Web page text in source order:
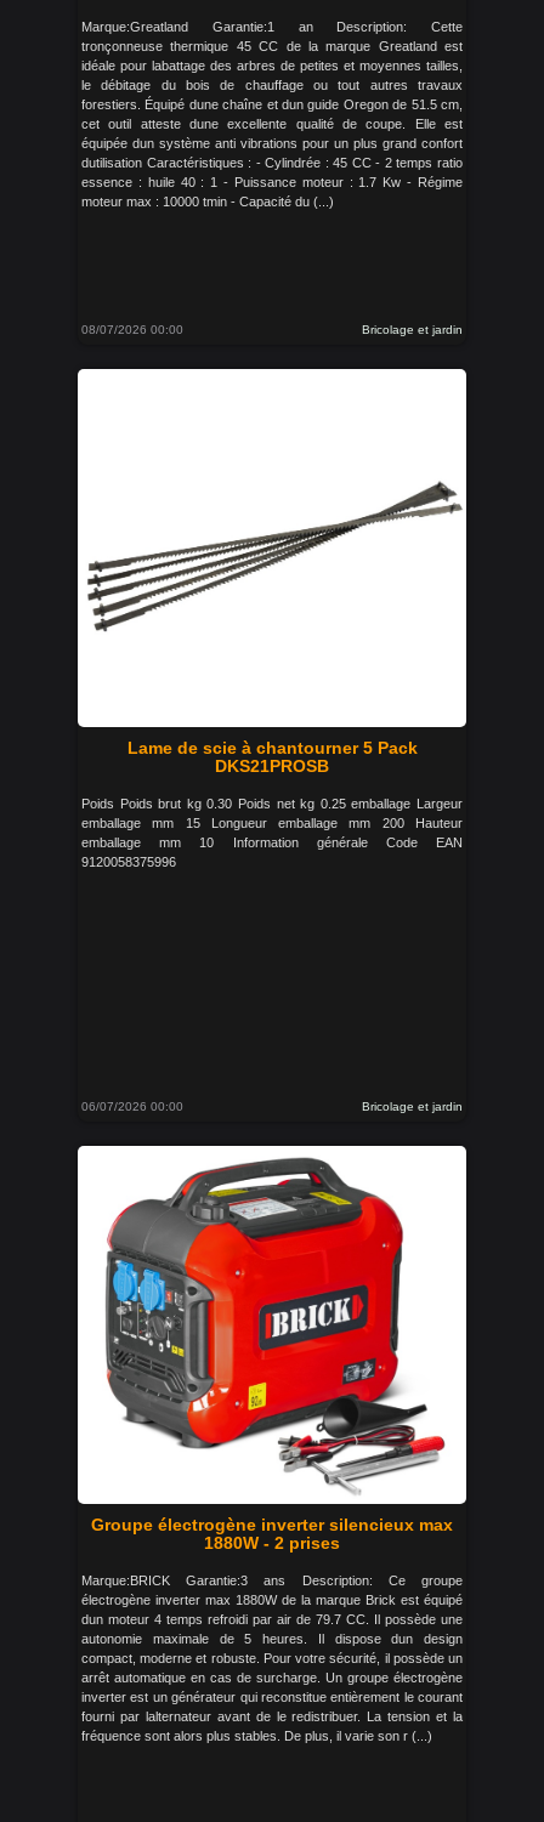
Marque:Greatland Garantie:1 an Description: Cette
tronçonneuse thermique 45 CC de la marque Greatland est
idéale pour labattage des arbres de petites et moyennes tailles,
le débitage du bois de chauffage ou tout autres travaux
forestiers. Équipé dune chaîne et dun guide Oregon de 51.5 cm,
cet outil atteste dune excellente qualité de coupe. Elle est
équipée dun système anti vibrations pour un plus grand confort
dutilisation Caractéristiques : - Cylindrée : 45 CC - 2 temps ratio
essence : huile 40 : 1 - Puissance moteur : 1.7 Kw - Régime
moteur max : 10000 tmin - Capacité du (...)
08/07/2026 00:00 Bricolage et jardin
Lame de scie à chantourner 5 Pack
DKS21PROSB
Poids Poids brut kg 0.30 Poids net kg 0.25 emballage Largeur
emballage mm 15 Longueur emballage mm 200 Hauteur
emballage mm 10 Information générale Code EAN
9120058375996
06/07/2026 00:00 Bricolage et jardin
Groupe électrogène inverter silencieux max
1880W - 2 prises
Marque:BRICK Garantie:3 ans Description: Ce groupe
électrogène inverter max 1880W de la marque Brick est équipé
dun moteur 4 temps refroidi par air de 79.7 CC. Il possède une
autonomie maximale de 5 heures. Il dispose dun design
compact, moderne et robuste. Pour votre sécurité, il possède un
arrêt automatique en cas de surcharge. Un groupe électrogène
inverter est un générateur qui reconstitue entièrement le courant
fourni par lalternateur avant de le redistribuer. La tension et la
fréquence sont alors plus stables. De plus, il varie son r (...)